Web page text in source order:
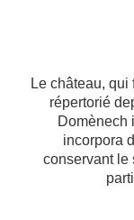
Le château,
répertorié
Domènech
incorpora
conservant le